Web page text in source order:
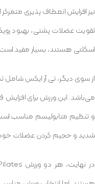
نیز افزایش انعطاف پذیری
تقویت عضلات پشتی، بهبود
اسکلتی هستند، بسیار مفید
از سوی دیگر، تی آر ایکس شامل
می‌باشد. این ورزش برای
و تنظیم متابولیسم مناسب
شدید و حجیم کردن عضلات